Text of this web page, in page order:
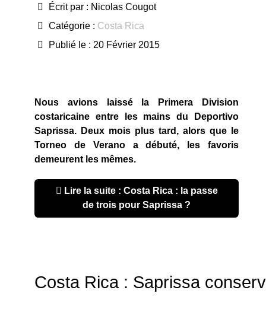
Écrit par : Nicolas Cougot
Catégorie : Costa Rica
Publié le : 20 Février 2015
Nous avions laissé la Primera Division
costaricaine entre les mains du Deportivo
Saprissa. Deux mois plus tard, alors que le
Torneo de Verano a débuté, les favoris
demeurent les mêmes.
Lire la suite : Costa Rica : la passe
de trois pour Saprissa ?
Costa Rica : Saprissa